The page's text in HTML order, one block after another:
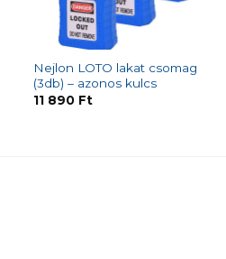
Nejlon LOTO lakat csomag
(3db) – azonos kulcs
11 890 Ft